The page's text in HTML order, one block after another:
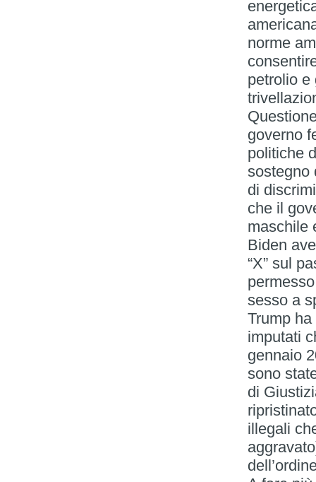
norme
petrolio e
governo
politiche
sostegno
di
che il
maschile
Biden
“X” sul
sesso a
Trump
imputati
gennaio
sono
di
illegali